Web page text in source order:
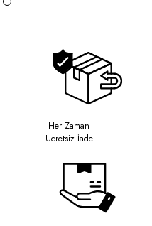
Her Zaman
Ücretsiz İade